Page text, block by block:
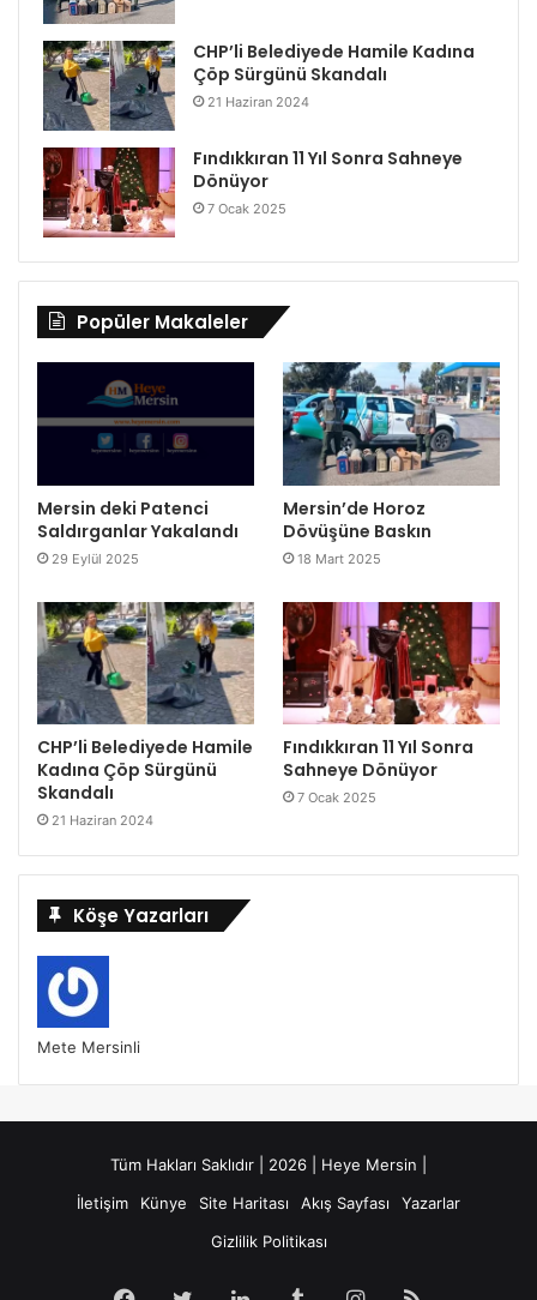
CHP’li Belediyede Hamile Kadına
Çöp Sürgünü Skandalı
21 Haziran 2024
Fındıkkıran 11 Yıl Sonra Sahneye
Dönüyor
7 Ocak 2025
Popüler Makaleler
Mersin deki Patenci
Saldırganlar Yakalandı
29 Eylül 2025
Mersin’de Horoz
Dövüşüne Baskın
18 Mart 2025
CHP’li Belediyede Hamile
Kadına Çöp Sürgünü
Skandalı
21 Haziran 2024
Fındıkkıran 11 Yıl Sonra
Sahneye Dönüyor
7 Ocak 2025
Köşe Yazarları
Mete Mersinli
Tüm Hakları Saklıdır | 2026 | Heye Mersin |
İletişim
Künye Site Haritası Akış Sayfası
Yazarlar
Gizlilik Politikası